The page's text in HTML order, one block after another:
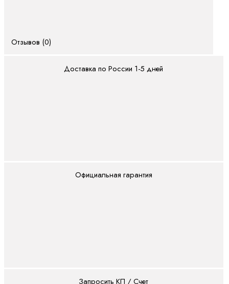
Поточный
Отзывов (0)
Доставка по России 1-5 дней
Официальная гарантия
Запросить КП / Счет